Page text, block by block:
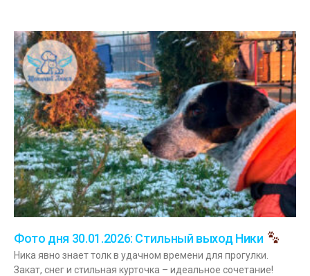
Фото дня 30.01.2026: Стильный выход Ники
Ника явно знает толк в удачном времени для прогулки.
Закат, снег и стильная курточка – идеальное сочетание!